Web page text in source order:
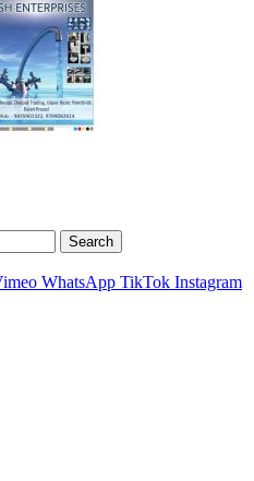
WhatsApp TikTok Instagram